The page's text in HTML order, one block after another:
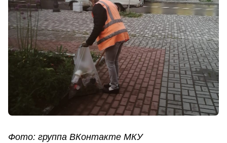
Фото: группа ВКонтакте МКУ